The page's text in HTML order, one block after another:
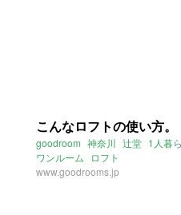
こんなロフトの使い方。
goodroom 神奈川 辻堂 1人暮
ワンルーム
ロフト
www.goodrooms.jp